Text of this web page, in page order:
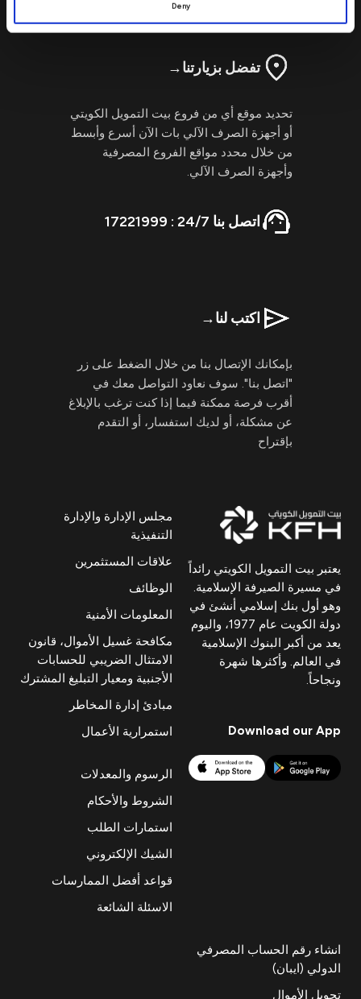
Deny
تفضل بزيارتنا→
تحديد موقع أي من فروع بيت التمويل الكويتي
أو أجهزة الصرف الآلي بات الآن أسرع وأبسط
من خلال محدد مواقع الفروع المصرفية
وأجهزة الصرف الآلي.
اتصل بنا 24/7 : 17221999
اكتب لنا→
بإمكانك الإتصال بنا من خلال الضغط على زر
"اتصل بنا". سوف نعاود التواصل معك في
أقرب فرصة ممكنة فيما إذا كنت ترغب بالإبلاغ
عن مشكلة، أو لديك استفسار، أو التقدم
بإقتراح
يعتبر بيت التمويل الكويتي رائداً
في مسيرة الصيرفة الإسلامية.
وهو أول بنك إسلامي أنشئ في
دولة الكويت عام 1977، واليوم
يعد من أكبر البنوك الإسلامية
في العالم. وأكثرها شهرة
ونجاحاً.
Download our App
مجلس الإدارة والإدارة
التنفيذية
علاقات المستثمرين
الوظائف
المعلومات الأمنية
مكافحة غسيل الأموال، قانون
الامتثال الضريبي للحسابات
الأجنبية ومعيار التبليغ المشترك
مبادئ إدارة المخاطر
استمرارية الأعمال
الرسوم والمعدلات
الشروط والأحكام
استمارات الطلب
الشيك الإلكتروني
قواعد أفضل الممارسات
الاسئلة الشائعة
انشاء رقم الحساب المصرفي
الدولي (ايبان)
تحويل الأموال